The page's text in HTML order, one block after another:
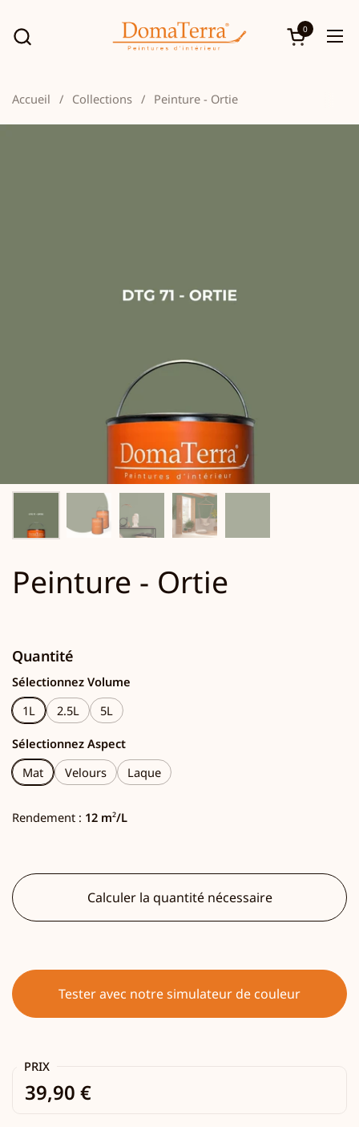
Ouvrir le
0
Accueil / Collections / Peinture - Ortie
Peinture - Ortie
Quantité
Sélectionnez Volume
1L
2.5L 5L
Sélectionnez Aspect
Mat
Velours Laque
Rendement : 12 m²/L
Calculer la quantité nécessaire
Tester avec notre simulateur de couleur
PRIX
39,90 €